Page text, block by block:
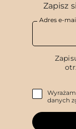
Zapisz
Adres e-
danych